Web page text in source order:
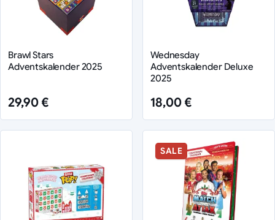
Brawl Stars
Adventskalender 2025
29,90 €
Wednesday
Adventskalender Deluxe
2025
18,00 €
SALE